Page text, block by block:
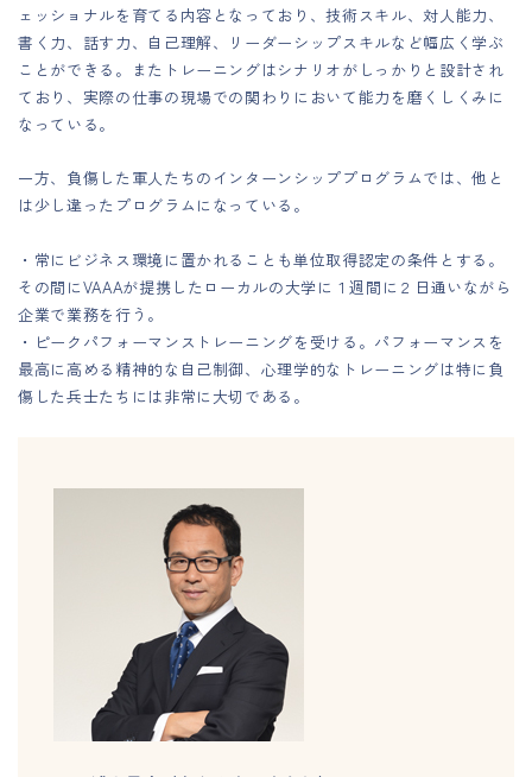
ェッショナルを育てる内容となっており、技術スキル、対人能力、
書く力、話す力、自己理解、リーダーシップスキルなど幅広く学ぶ
ことができる。またトレーニングはシナリオがしっかりと設計され
ており、実際の仕事の現場での関わりにおいて能力を磨くしくみに
なっている。
一方、負傷した軍人たちのインターンシッププログラムでは、他と
は少し違ったプログラムになっている。
・常にビジネス環境に置かれることも単位取得認定の条件とする。
その間にVAAAが提携したローカルの大学に１週間に２日通いながら
企業で業務を行う。
・ピークパフォーマンストレーニングを受ける。パフォーマンスを
最高に高める精神的な自己制御、心理学的なトレーニングは特に負
傷した兵士たちには非常に大切である。